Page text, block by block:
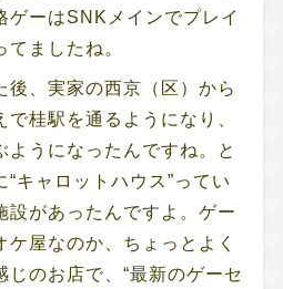
ゲーはSNKメインでプレイ
ましたね。
後、実家の西京（区）から
桂駅を通るようになり、
ようになったんですね。と
キャロットハウス”ってい
設があったんですよ。ゲー
ケ屋なのか、ちょっとよく
じのお店で、“最新のゲーセ